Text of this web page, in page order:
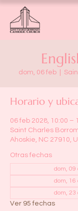
dom, 06 feb
  |
Horario y
06 feb 2028, 10:00 –
Saint Charles
Ahoskie, NC 27910,
Otras fechas
dom, 09
dom, 16
dom, 23
Ver 95 fechas